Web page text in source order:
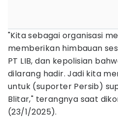
"Kita sebagai organisasi
memberikan himbauan
PT LIB, dan kepolisian
dilarang hadir. Jadi kita
untuk (suporter Persib)
Blitar," terangnya saat
(23/1/2025).